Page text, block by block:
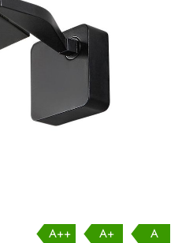
A++ A+ A